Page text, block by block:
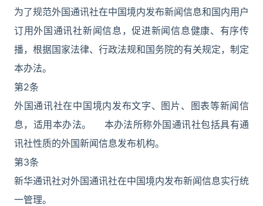
为了规范外国通讯社在中国境内发布新闻信息和国内用户
订用外国通讯社新闻信息，促进新闻信息健康、有序传
播，根据国家法律、行政法规和国务院的有关规定，制定
本办法。
第2条
外国通讯社在中国境内发布文字、图片、图表等新闻信
息，适用本办法。 本办法所称外国通讯社包括具有通
讯社性质的外国新闻信息发布机构。
第3条
新华通讯社对外国通讯社在中国境内发布新闻信息实行统
一管理。